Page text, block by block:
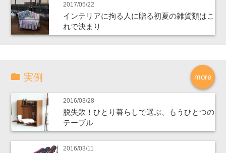
2017/05/22
インテリアに拘る人に贈る初夏の雑貨類はこ
れで決まり
more
実例
2016/03/28
脱失敗！ひとり暮らしで選ぶ、もうひとつの
テーブル
2016/03/11